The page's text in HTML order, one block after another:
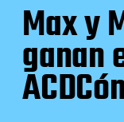
Max y
ganan